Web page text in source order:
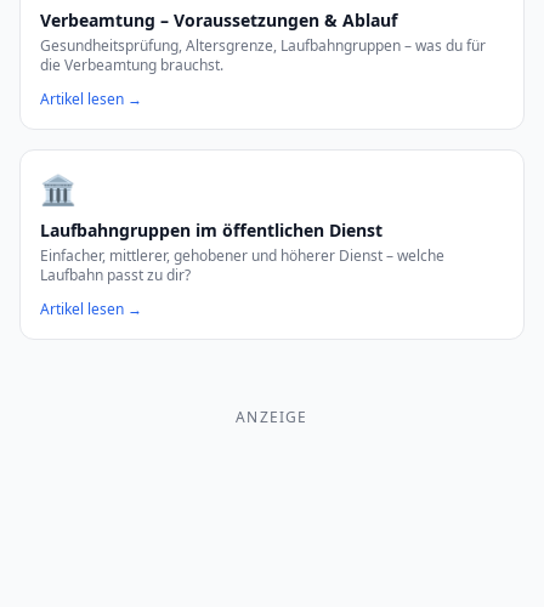
Verbeamtung – Voraussetzungen & Ablauf
Gesundheitsprüfung, Altersgrenze, Laufbahngruppen – was du für
die Verbeamtung brauchst.
Artikel lesen →
🏛️
Laufbahngruppen im öffentlichen Dienst
Einfacher, mittlerer, gehobener und höherer Dienst – welche
Laufbahn passt zu dir?
Artikel lesen →
ANZEIGE